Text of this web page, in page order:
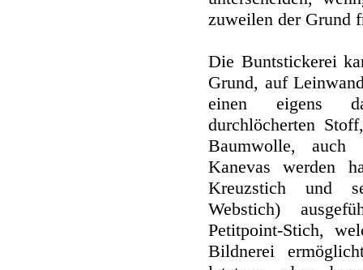
zuweilen der Grund
Die Buntstickerei
Grund, auf
einen eigens
durchlöcherten
Baumwolle, auch
Kanevas werden
Kreuzstich und
Webstich)
Petitpoint-Stich,
Bildnerei